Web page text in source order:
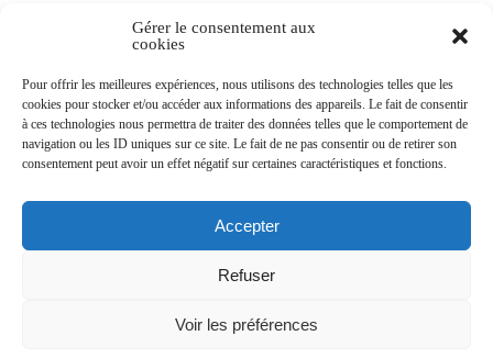
Gérer le consentement aux
cookies
Pour offrir les meilleures expériences, nous utilisons des technologies telles que les
cookies pour stocker et/ou accéder aux informations des appareils. Le fait de consentir
à ces technologies nous permettra de traiter des données telles que le comportement de
navigation ou les ID uniques sur ce site. Le fait de ne pas consentir ou de retirer son
consentement peut avoir un effet négatif sur certaines caractéristiques et fonctions.
Accepter
Refuser
Voir les préférences
Newsletters
Abonnez-vous à la newsletter
>
© Ville de Saint-Jean-d'Angély 2026
Découvrir la ville